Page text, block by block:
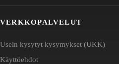
VERKKOPALVELUT
Usein kysytyt kysymykset (UKK)
Käyttöehdot